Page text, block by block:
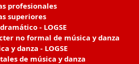
profesionales
superiores
- LOGSE
no formal de música y danza
y danza - LOGSE
de música y danza